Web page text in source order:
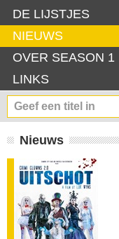
DE LIJSTJES
NIEUWS
OVER SEASON 1
LINKS
Nieuws